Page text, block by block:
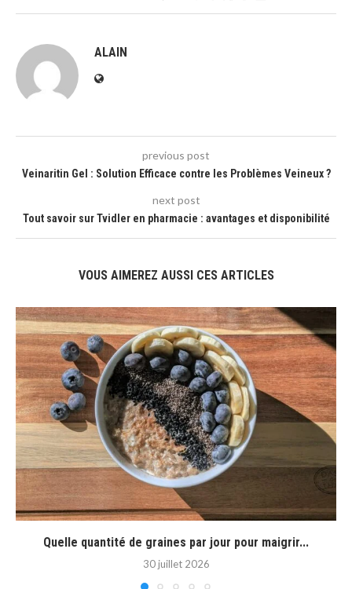
ALAIN
previous post
Veinaritin Gel : Solution Efficace contre les Problèmes Veineux ?
next post
Tout savoir sur Tvidler en pharmacie : avantages et disponibilité
VOUS AIMEREZ AUSSI CES ARTICLES
Quelle quantité de graines par jour pour maigrir...
30 juillet 2026